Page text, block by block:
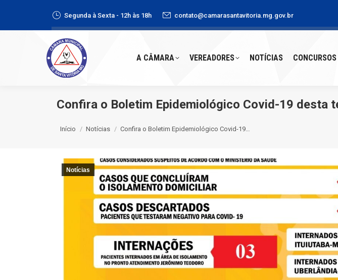
Segunda à Sexta - 12h às 18h contato@camarasantavitoria.mg.gov.br
A CÂMARA VEREADORES NOTÍCIAS CONCURSOS
Confira o Boletim Epidemiológico Covid-19 desta
Início Notícias Confira o Boletim Epidemiológico Covid-19…
Notícias
A CÂMARA VEREADORES NOTÍCIAS CONCURSOS